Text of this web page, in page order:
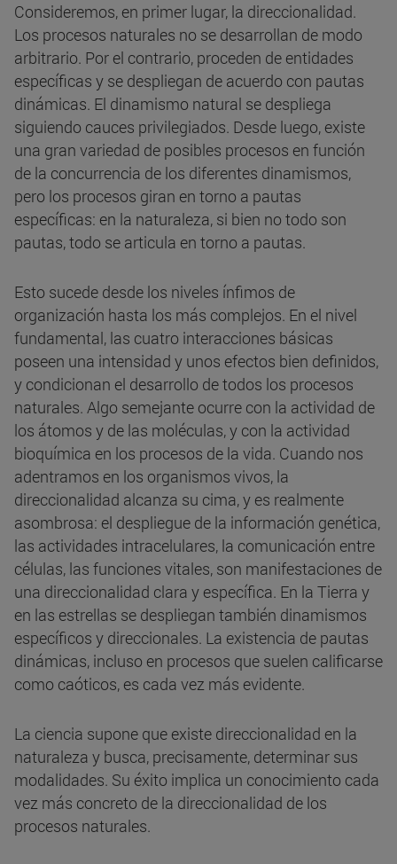
Consideremos, en primer lugar, la direccionalidad.
Los procesos naturales no se desarrollan de modo
arbitrario. Por el contrario, proceden de entidades
específicas y se despliegan de acuerdo con pautas
dinámicas. El dinamismo natural se despliega
siguiendo cauces privilegiados. Desde luego, existe
una gran variedad de posibles procesos en función
de la concurrencia de los diferentes dinamismos,
pero los procesos giran en torno a pautas
específicas: en la naturaleza, si bien no todo son
pautas, todo se articula en torno a pautas.
Esto sucede desde los niveles ínfimos de
organización hasta los más complejos. En el nivel
fundamental, las cuatro interacciones básicas
poseen una intensidad y unos efectos bien definidos,
y condicionan el desarrollo de todos los procesos
naturales. Algo semejante ocurre con la actividad de
los átomos y de las moléculas, y con la actividad
bioquímica en los procesos de la vida. Cuando nos
adentramos en los organismos vivos, la
direccionalidad alcanza su cima, y es realmente
asombrosa: el despliegue de la información genética,
las actividades intracelulares, la comunicación entre
células, las funciones vitales, son manifestaciones de
una direccionalidad clara y específica. En la Tierra y
en las estrellas se despliegan también dinamismos
específicos y direccionales. La existencia de pautas
dinámicas, incluso en procesos que suelen calificarse
como caóticos, es cada vez más evidente.
La ciencia supone que existe direccionalidad en la
naturaleza y busca, precisamente, determinar sus
modalidades. Su éxito implica un conocimiento cada
vez más concreto de la direccionalidad de los
procesos naturales.